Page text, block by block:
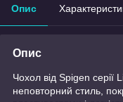
Опис
Опис
Чохол від Spigen серії
неповторний стиль,